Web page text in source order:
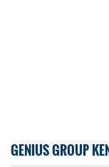
GENIUS GROUP